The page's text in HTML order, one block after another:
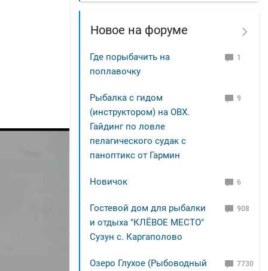
Новое на форуме
Где порыбачить на
поплавочку
1
Рыбалка с гидом
(инструктором) на ОВХ.
Гайдинг по ловле
пелагического судак с
паноптикс от Гармин
9
Новичок 6
Гостевой дом для рыбалки
и отдыха "КЛЁВОЕ МЕСТО"
Сузун с. Каргаполово
908
Озеро Глухое (Рыбоводный
7730